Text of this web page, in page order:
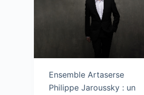
Ensemble Artaserse
Philippe Jaroussky : un